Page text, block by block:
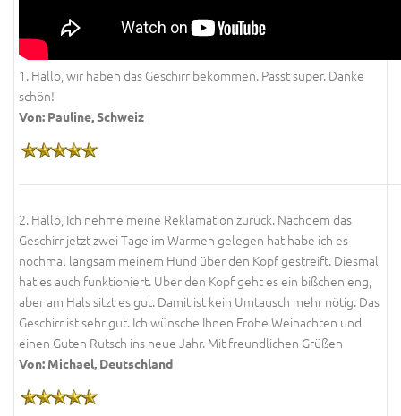
1. Hallo, wir haben das Geschirr bekommen. Passt super. Danke
schön!
Von: Pauline, Schweiz
2. Hallo, Ich nehme meine Reklamation zurück. Nachdem das
Geschirr jetzt zwei Tage im Warmen gelegen hat habe ich es
nochmal langsam meinem Hund über den Kopf gestreift. Diesmal
hat es auch funktioniert. Über den Kopf geht es ein bißchen eng,
aber am Hals sitzt es gut. Damit ist kein Umtausch mehr nötig. Das
Geschirr ist sehr gut. Ich wünsche Ihnen Frohe Weinachten und
einen Guten Rutsch ins neue Jahr. Mit freundlichen Grüßen
Von: Michael, Deutschland